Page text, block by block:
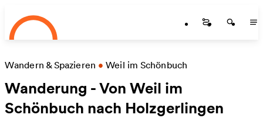
Zum Hauptinhalt springen
Startseite
Wandern & Spazieren • Weil im Schönbuch
Wanderung - Von Weil im
Schönbuch nach Holzgerlingen